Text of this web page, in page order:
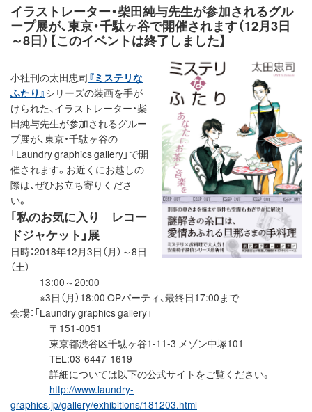
イラストレーター・柴田純与先生が参加されるグル
ープ展が、東京・千駄ヶ谷で開催されます（12月3日
～8日）【このイベントは終了しました】
小社刊の太田忠司 『ミステリな
ふたり』シリーズの装画を手が
けられた、イラストレーター・柴
田純与先生が参加されるグルー
プ展が、東京・千駄ヶ谷の
「Laundry graphics gallery」で開
催されます。お近くにお越しの
際は、ぜひお立ち寄りくださ
い。
｢私のお気に入り レコー
ドジャケット」展
日時：2018年12月3日（月）～8日
（土）
13:00～20:00
※3日（月）18:00 OPパーティ、最終日17:00まで
会場：「Laundry graphics gallery」
〒151-0051
東京都渋谷区千駄ヶ谷1-11-3 メゾン中塚101
TEL:03-6447-1619
詳細については以下の公式サイトをご覧ください。
http://www.laundry-
graphics.jp/gallery/exhibitions/181203.html